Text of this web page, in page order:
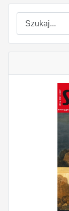
Szukaj